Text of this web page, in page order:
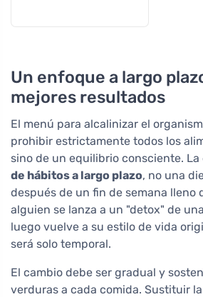
Un enfoque a largo
mejores resultados
El menú para alcalinizar el
prohibir estrictamente todos los
sino de un equilibrio consciente. La
de hábitos a largo plazo, no una
después de un fin de semana lleno
alguien se lanza a un "detox" de
luego vuelve a su estilo de vida
será solo temporal.
El cambio debe ser gradual y
verduras a cada comida. Sustituir